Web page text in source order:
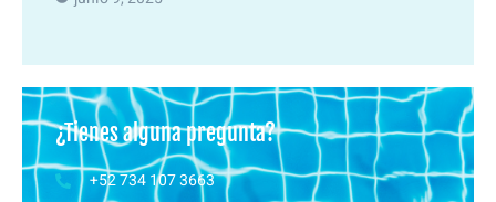
¿Tienes alguna pregunta?
+52 734 107 3663